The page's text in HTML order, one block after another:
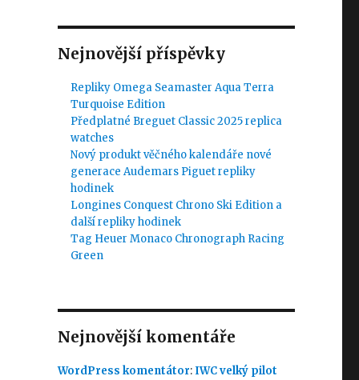
Nejnovější příspěvky
Repliky Omega Seamaster Aqua Terra
Turquoise Edition
Předplatné Breguet Classic 2025 replica
watches
Nový produkt věčného kalendáře nové
generace Audemars Piguet repliky
hodinek
Longines Conquest Chrono Ski Edition a
další repliky hodinek
Tag Heuer Monaco Chronograph Racing
Green
Nejnovější komentáře
WordPress komentátor: IWC velký pilot